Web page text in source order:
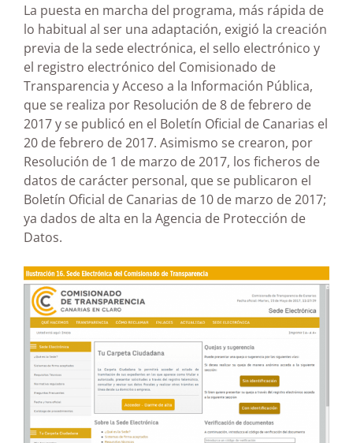
La puesta en marcha del programa, más rápida de
lo habitual al ser una adaptación, exigió la creación
previa de la sede electrónica, el sello electrónico y
el registro electrónico del Comisionado de
Transparencia y Acceso a la Información Pública,
que se realiza por Resolución de 8 de febrero de
2017 y se publicó en el Boletín Oficial de Canarias el
20 de febrero de 2017. Asimismo se crearon, por
Resolución de 1 de marzo de 2017, los ficheros de
datos de carácter personal, que se publicaron el
Boletín Oficial de Canarias de 10 de marzo de 2017;
ya dados de alta en la Agencia de Protección de
Datos.